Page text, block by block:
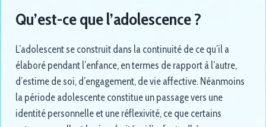
Qu’est-ce que l’adolescence ?
L’adolescent se construit dans la continuité de ce qu’il a
élaboré pendant l’enfance, en termes de rapport à l’autre,
d’estime de soi, d’engagement, de vie affective. Néanmoins
la période adolescente constitue un passage vers une
identité personnelle et une réflexivité, ce que certains